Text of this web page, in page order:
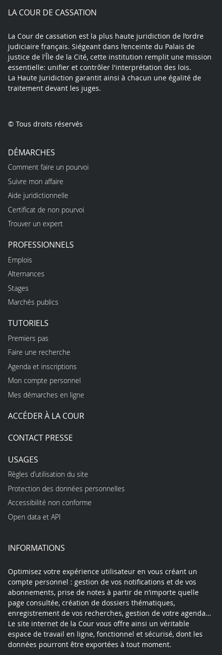
LA COUR DE CASSATION
La Cour de cassation est la plus haute juridiction de l’ordre
judiciaire français. Siégeant dans l’enceinte du Palais de
justice de l'Île de la Cité, cette institution remplit une mission
essentielle: unifier et contrôler l'interprétation des lois.
La Haute Juridiction garantit ainsi à chacun une égalité de
traitement devant les juges.
© Tous droits réservés
DÉMARCHES
Comment faire un pourvoi
Suivre mon affaire
Aide juridictionnelle
Certificat de non pourvoi
Trouver un expert
PROFESSIONNELS
Emplois
Alternances
Stages
Marchés publics
TUTORIELS
Premiers pas
Faire une recherche
Agenda et inscriptions
Mon compte personnel
Mes démarches en ligne
ACCÉDER À LA COUR
CONTACT PRESSE
USAGES
Règles d’utilisation du site
Protection des données personnelles
Accessibilité non conforme
Open data et API
INFORMATIONS
Optimisez votre expérience utilisateur en vous créant un
compte personnel : gestion de vos notifications et de vos
abonnements, prise de notes à partir de n’importe quelle
page consultée, création de dossiers thématiques,
enregistrement de vos recherches, gestion de votre agenda…
Le site internet de la Cour vous offre ainsi un véritable
espace de travail en ligne, fonctionnel et sécurisé, dont les
données pourront être exportées à tout moment.